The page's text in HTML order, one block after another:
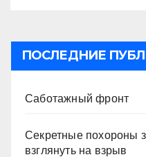
ПОСЛЕДНИЕ
Саботажный фронт
Секретные похороны
взглянуть на взрыв